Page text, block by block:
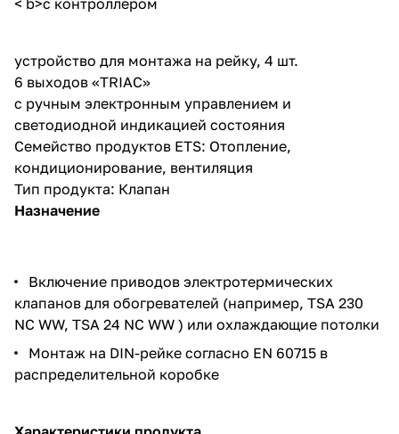
устройство для монтажа на рейку, 4 шт.
6 выходов «TRIAC»
с ручным электронным управлением и
светодиодной индикацией состояния
Семейство продуктов ETS: Отопление,
кондиционирование, вентиляция
Тип продукта: Клапан
Назначение
Включение приводов электротермических
клапанов для обогревателей (например, TSA 230
NC WW, TSA 24 NC WW ) или охлаждающие потолки
Монтаж на DIN-рейке согласно EN 60715 в
распределительной коробке